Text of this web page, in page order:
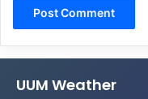
UUM Weather